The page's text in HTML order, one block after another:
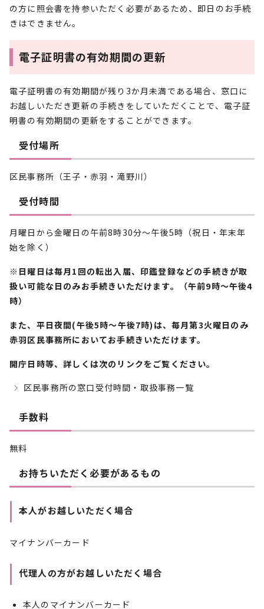
の方に照会書を持参いただく必要があるため、即日のお手続
きはできません。
電子証明書の有効期間の更新
電子証明書の有効期間が残り3か月未満である場合、窓口に
お越しいただき更新の手続きをしていただくことで、電子証
明書の有効期間の更新をすることができます。
受付場所
区民事務所（王子・赤羽・滝野川）
受付時間
月曜日から金曜日の午前8時30分～午後5時（祝日・年末年
始を除く）
※日曜日は毎月1回の転出入届、印鑑登録などの手続きが取
扱い可能な日のみお手続きいただけます。（午前9時～午後4
時）
また、平日夜間(午後5時～午後7時)は、毎月第3火曜日のみ
赤羽区民事務所においてお手続きいただけます。
開庁日時等、詳しくは次のリンクをご覧ください。
区民事務所の窓口受付時間・取扱事務一覧
手数料
無料
お持ちいただく必要があるもの
本人がお越しいただく場合
マイナンバーカード
代理人の方がお越しいただく場合
本人のマイナンバーカード